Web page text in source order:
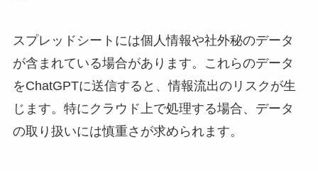
スプレッドシートには個人情報や社外秘のデータ
が含まれている場合があります。これらのデータ
をChatGPTに送信すると、情報流出のリスクが生
じます。特にクラウド上で処理する場合、データ
の取り扱いには慎重さが求められます。